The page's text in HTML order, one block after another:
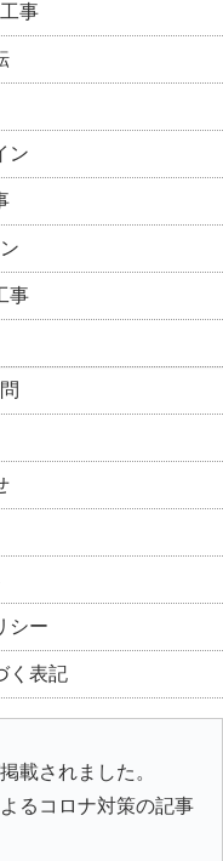
事
ン
事
シー
く表記
載されました。
るコロナ対策の記事